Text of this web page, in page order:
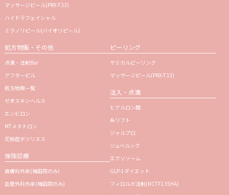
マッサージピール(PRX-T33)
ハイドラフェイシャル
ミラノリピール(バイオリピール)
処方物販・その他
点滴・注射Bar
アフターピル
処方物販一覧
ゼオスキンヘルス
エンビロン
MTメタトロン
花粉症ボツリヌス
保険診療
皮膚科外来(梅田院のみ)
血管外科外来(梅田院のみ)
ピーリング
ケミカルピーリング
マッサージピール(PRX-T33)
注入・点滴
ヒアルロン酸
糸リフト
ジャルプロ
ジュベルック
エクソソーム
GLP-1ダイエット
フィロルガ注射(NCTF135HA)